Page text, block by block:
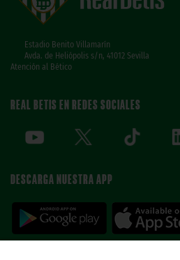
Estadio Benito Villamarín
Avda. de Heliópolis s/n, 41012 Sevilla
Atención al Bético
REAL BETIS EN REDES SOCIALES
DESCARGA NUESTRA APP